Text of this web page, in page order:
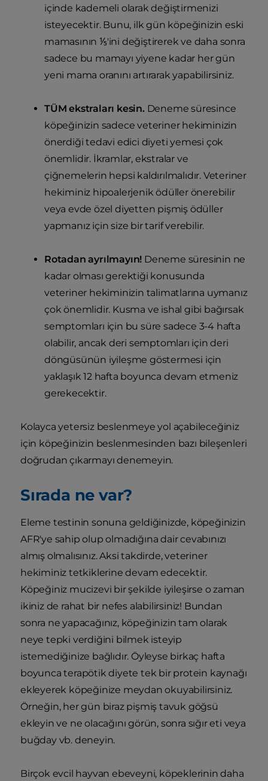
içinde kademeli olarak değiştirmenizi
isteyecektir. Bunu, ilk gün köpeğinizin eski
mamasının ⅕'ini değiştirerek ve daha sonra
sadece bu mamayı yiyene kadar her gün
yeni mama oranını artırarak yapabilirsiniz.
TÜM ekstraları kesin. Deneme süresince
köpeğinizin sadece veteriner hekiminizin
önerdiği tedavi edici diyeti yemesi çok
önemlidir. İkramlar, ekstralar ve
çiğnemelerin hepsi kaldırılmalıdır. Veteriner
hekiminiz hipoalerjenik ödüller önerebilir
veya evde özel diyetten pişmiş ödüller
yapmanız için size bir tarif verebilir.
Rotadan ayrılmayın! Deneme süresinin ne
kadar olması gerektiği konusunda
veteriner hekiminizin talimatlarına uymanız
çok önemlidir. Kusma ve ishal gibi bağırsak
semptomları için bu süre sadece 3-4 hafta
olabilir, ancak deri semptomları için deri
döngüsünün iyileşme göstermesi için
yaklaşık 12 hafta boyunca devam etmeniz
gerekecektir.
Kolayca yetersiz beslenmeye yol açabileceğiniz
için köpeğinizin beslenmesinden bazı bileşenleri
doğrudan çıkarmayı denemeyin.
Sırada ne var?
Eleme testinin sonuna geldiğinizde, köpeğinizin
AFR'ye sahip olup olmadığına dair cevabınızı
almış olmalısınız. Aksi takdirde, veteriner
hekiminiz tetkiklerine devam edecektir.
Köpeğiniz mucizevi bir şekilde iyileşirse o zaman
ikiniz de rahat bir nefes alabilirsiniz! Bundan
sonra ne yapacağınız, köpeğinizin tam olarak
neye tepki verdiğini bilmek isteyip
istemediğinize bağlıdır. Öyleyse birkaç hafta
boyunca terapötik diyete tek bir protein kaynağı
ekleyerek köpeğinize meydan okuyabilirsiniz.
Örneğin, her gün biraz pişmiş tavuk göğsü
ekleyin ve ne olacağını görün, sonra sığır eti veya
buğday vb. deneyin.
Birçok evcil hayvan ebeveyni, köpeklerinin daha